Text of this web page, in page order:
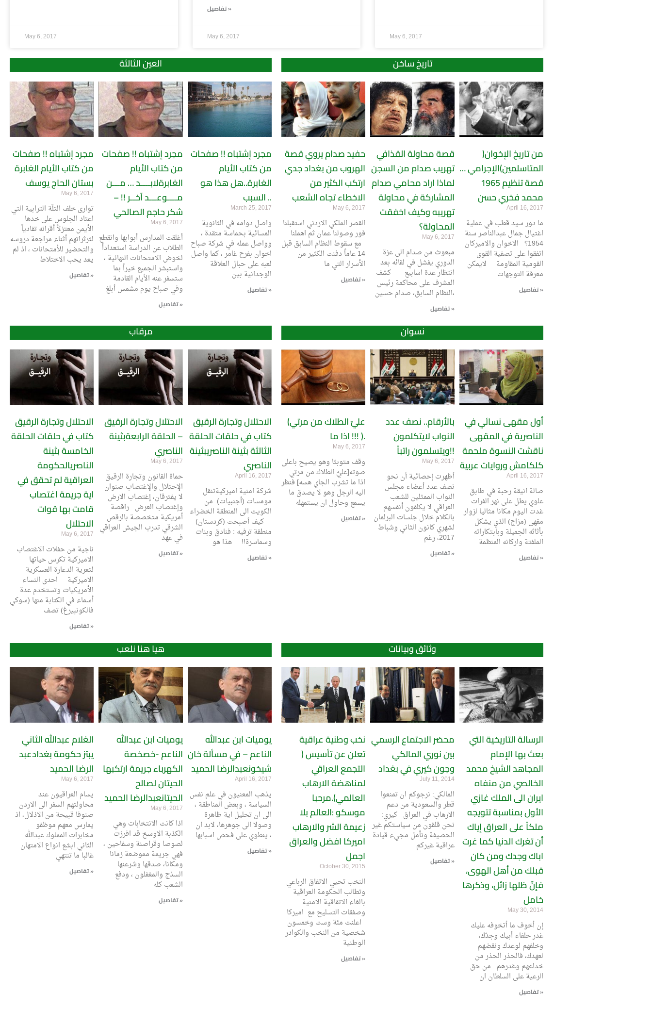
May 6, 2017
تفاصيل »
May 6, 2017 May 6, 2017
العين الثالثة
مجرد إشتباه !! صفحات
من كتاب الأيام الغابرة
بستان الحاج يوسف
May 6, 2017
توارى خلف التلّة الترابية التي
اعتاد الجلوس على خدها
الأيمن معتزلاً أقرانه تفادياً
لثرثراتهم أثناء مراجعة دروسه
والتحضير للأمتحانات ، اذ لم
يعد يحب الاختلاط
تفاصيل »
مجرد إشتباه !! صفحات
من كتاب الأيام
الغابرةلابــــد … مـــن
مــــوعـــد آخــر !! –
شكر حاجم الصالحي
May 6, 2017
أغلقت المدارس أبوابها وانقطع
الطلاب عن الدراسة استعداداً
لخوض الامتحانات النهائية ،
واستبشر الجميع خيراُ بما
ستسفر عنه الأيام القادمة
وفي صباح يوم مشمس أبلغ
تفاصيل »
مجرد إشتباه !! صفحات
من كتاب الأيام
الغابرة..هل هذا هو
السبب ..
March 25, 2017
واصل دوامه في الثانوية
المسائية بحماسة متقدة ،
وواصل عمله في شركة صباح
اخوان بفرح غامر ، كما واصل
لعبه على حبال العلاقة
الوجدانية بين
تفاصيل »
تاريخ ساخن
حفيد صدام يروي قصة
الهروب من بغداد جدي
ارتكب الكثير من
الاخطاء تجاه الشعب
May 6, 2017
القصر الملكي الاردني استقبلنا
فور وصولنا عمان ثم اهملنا
مع سقوط النظام السابق قبل
14 عاماً دفنت الكثير من
الأسرار التي ما
تفاصيل »
قصة محاولة القذافي
تهريب صدام من السجن
لماذا اراد محامي صدام
المشاركة في محاولة
تهريبه وكيف اخفقت
المحاولة؟
May 6, 2017
مبعوث من صدام الى عزة
الدوري يفشل في لقائه بعد
انتظار عدة اسابيع كشف
المشرف على محاكمة رئيس
النظام السابق، صدام حسين،
تفاصيل »
من تاريخ الإخوان(
المتاسلمين)الإجرامي …
قصة تنظيم 1965
محمد فخري حسن
April 16, 2017
ما دور سيد قطب في عملية
اغتيال جمال عبدالناصر سنة
1954؟ الاخوان والاميركان
اتفقوا على تصفية القوى
القومية المقاومة لايمكن
معرفة التوجهات
تفاصيل »
مرقاب
الاحتلال وتجارة الرقيق
كتاب في حلقات الحلقة
الخامسة بثينة
الناصريالحكومة
العراقية لم تحقق في
اية جريمة اغتصاب
قامت بها قوات
الاحتلال
May 6, 2017
ناجية من حفلات الاغتصاب
الاميركية تكرس حياتها
لتعرية الدعارة العسكرية
الاميركية احدى النساء
الأمريكيات وتستخدم عدة
أسماء في الكتابة منها (سوكي
فالكونبيرغ) تصف
تفاصيل »
الاحتلال وتجارة الرقيق
– الحلقة الرابعةبثينة
الناصري
May 6, 2017
حماة القانون وتجارة الرقيق
الإحتلال والإغتصاب صنوان
لا يفترقان، إغتصاب الارض
وإغتصاب العرض راقصة
أمريكية متخصصة بالرقص
الشرقي تدرب الجيش العراقي
في عهد
تفاصيل »
الاحتلال وتجارة الرقيق
كتاب في حلقات الحلقة
الثالثة بثينة الناصريبثينة
الناصري
April 16, 2017
شركة امنية اميركيةتنقل
مومسات (أجنبيات) من
الكويت الى المنطقة الخضراء
كيف أصبحت (كردستان)
منطقة ترفيه : فنادق وبنات
وسماسرة!! هذا هو
تفاصيل »
نسوان
(عليٌ الطلاك من مرتي
اذا ما !!! ).
May 6, 2017
وقف متوبثا وهو يصيح باعلى
صوته[عليٌ الطلاك من مرتي
اذا ما تشرب الجاي هسه] فنظر
اليه الرجل وهو لا يصدق ما
يسمع وحاول ان يستمهله
تفاصيل »
بالأرقام.. نصف عدد
النواب لايتكلمون
ويتسلمون راتباً!!
May 6, 2017
أظهرت إحصائية أن نحو
نصف عدد أعضاء مجلس
النواب الممثلين للشعب
العراقي لا يكلفون أنفسهم
بالكلام خلال جلسات البرلمان
لشهري كانون الثاني وشباط
2017، رغم
تفاصيل »
أول مقهى نسائي في
الناصرية في المقهى
ناقشت النسوة ملحمة
كلكامش وروايات عربية
April 16, 2017
صالة انيقة رحبة في طابق
علوي يطل على نهر الفرات
غدت اليوم مكانا مثاليا لزوار
مقهى (مزاج) الذي يشكل
بأثاثه الجميلة وبابتكاراته
الملفتة واركانه المنظمة
تفاصيل »
هيا هنا نلعب
الغلام عبدالله الثاني
يبتز حكومة بغدادعبد
الرضا الحميد
May 6, 2017
يسام العراقيون عند
محاولتهم السفر الى الاردن
صنوفا قبيحة من الاذلال، اذ
يمارس معهم موظفو
مخابرات المملوك عبدالله
الثاني ابشع انواع الامتهان
غالبا ما تنتهي
تفاصيل »
يوميات ابن عبدالله
الناعم -خصخصة
الكهرباء جريمة ارتكبها
الحيتان لصالح
الحيتانعبدالرضا الحميد
May 6, 2017
اذا كانت الانتخابات وهي
الكذبة الاوسخ قد افرزت
لصوصا وقراصنة وسفاحين ،
فهي جريمة مموضعة زمانا
ومكانا، صدقها وشرعنها
السذج والمغفلون ، ودفع
الشعب كله
تفاصيل »
يوميات ابن عبدالله
الناعم – في مسألة خان
شيخونعبدالرضا الحميد
April 16, 2017
يذهب المعنيون في علم نفس
السياسة ، وبعض المناطقة ،
الى ان تحليل اية ظاهرة
وصولا الى جوهرها، لابد ان
ينطوي على فحص اسبابها ،
تفاصيل »
وثائق وبيانات
نخب وطنية عراقية
تعلن عن تأسيس (
التجمع العراقي
لمناهضة الارهاب
العالمي).مرحبا
موسكو :العالم بلا
زعيمة الشر والارهاب
اميركا افضل والعراق
اجمل
October 30, 2015
النخب تحيي الاتفاق الرباعي
وتطالب الحكومة العراقية
بالغاء الاتفاقية الامنية
وصفقات التسليح مع اميركا
اعلنت مئة وست وخمسون
شخصية من النخب والكوادر
الوطنية
تفاصيل »
محضر الاجتماع الرسمي
بين نوري المالكي
وجون كيري في بغداد
July 11, 2014
قطر والسعودية من دعم
الارهاب في العراق كيري:
نحن قلقون من سياستكم غير
الحصيفة ونأمل مجيء قيادة
عراقية غيركم
تفاصيل »
الرسالة التاريخية التي
بعث بها الإمام
المجاهد الشيخ محمد
الخالصي من منفاه
ايران الى الملك غازي
الأول بمناسبة تتويجه
ملكاً على العراق إياك
أن تغرك الدنيا كما غرت
اباك وجدك ومن كان
قبلك من أهل الهوى،
فإنّ ظلها زائل، وذكرها
خامل
May 30, 2014
إن أخوف ما أتخوفه عليك
غدر حلفاء أبيك وجدّك،
وخلفهم لوعدك ونقضهم
لعهدك، فالحذر الحذر من
خداعهم وغدرهم من حق
الرعية على السلطان ان
تفاصيل »